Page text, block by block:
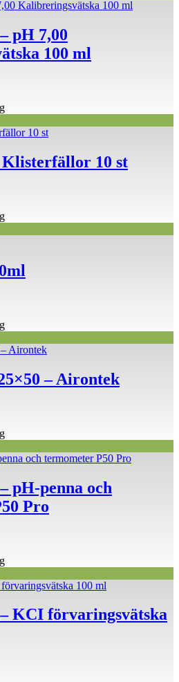
pH 7,00
100 ml
Klisterfällor 10 st
– Airontek
pH-penna och
Pro
KCI förvaringsvätska